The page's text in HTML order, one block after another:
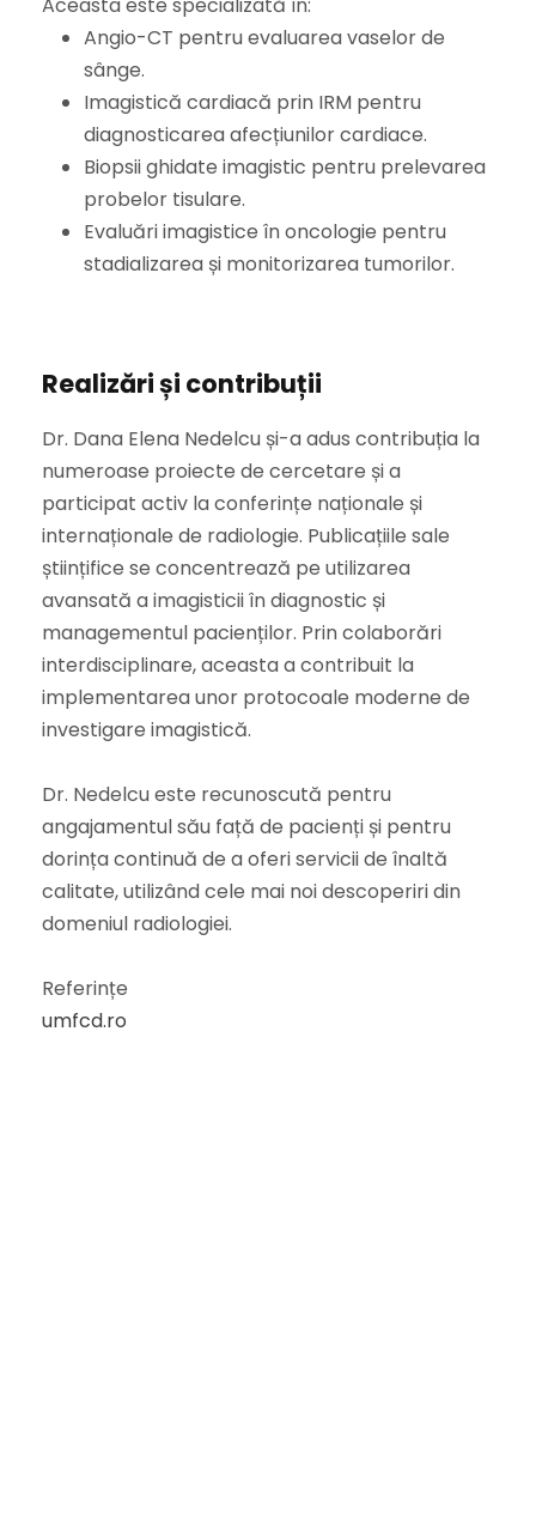
Aceasta este specializată în:
Angio-CT pentru evaluarea vaselor de
sânge.
Imagistică cardiacă prin IRM pentru
diagnosticarea afecțiunilor cardiace.
Biopsii ghidate imagistic pentru prelevarea
probelor tisulare.
Evaluări imagistice în oncologie pentru
stadializarea și monitorizarea tumorilor.
Realizări și contribuții
Dr. Dana Elena Nedelcu și-a adus contribuția la
numeroase proiecte de cercetare și a
participat activ la conferințe naționale și
internaționale de radiologie. Publicațiile sale
științifice se concentrează pe utilizarea
avansată a imagisticii în diagnostic și
managementul pacienților. Prin colaborări
interdisciplinare, aceasta a contribuit la
implementarea unor protocoale moderne de
investigare imagistică.
Dr. Nedelcu este recunoscută pentru
angajamentul său față de pacienți și pentru
dorința continuă de a oferi servicii de înaltă
calitate, utilizând cele mai noi descoperiri din
domeniul radiologiei.
Referințe
umfcd.ro